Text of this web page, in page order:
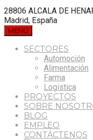
28806 ALCALA DE
Madrid, España
MENÚ
SECTORES
Automoción
Alimentación
Farma
Logistica
PROYECTOS
SOBRE
BLOG
EMPLEO
CONTÁCTENOS